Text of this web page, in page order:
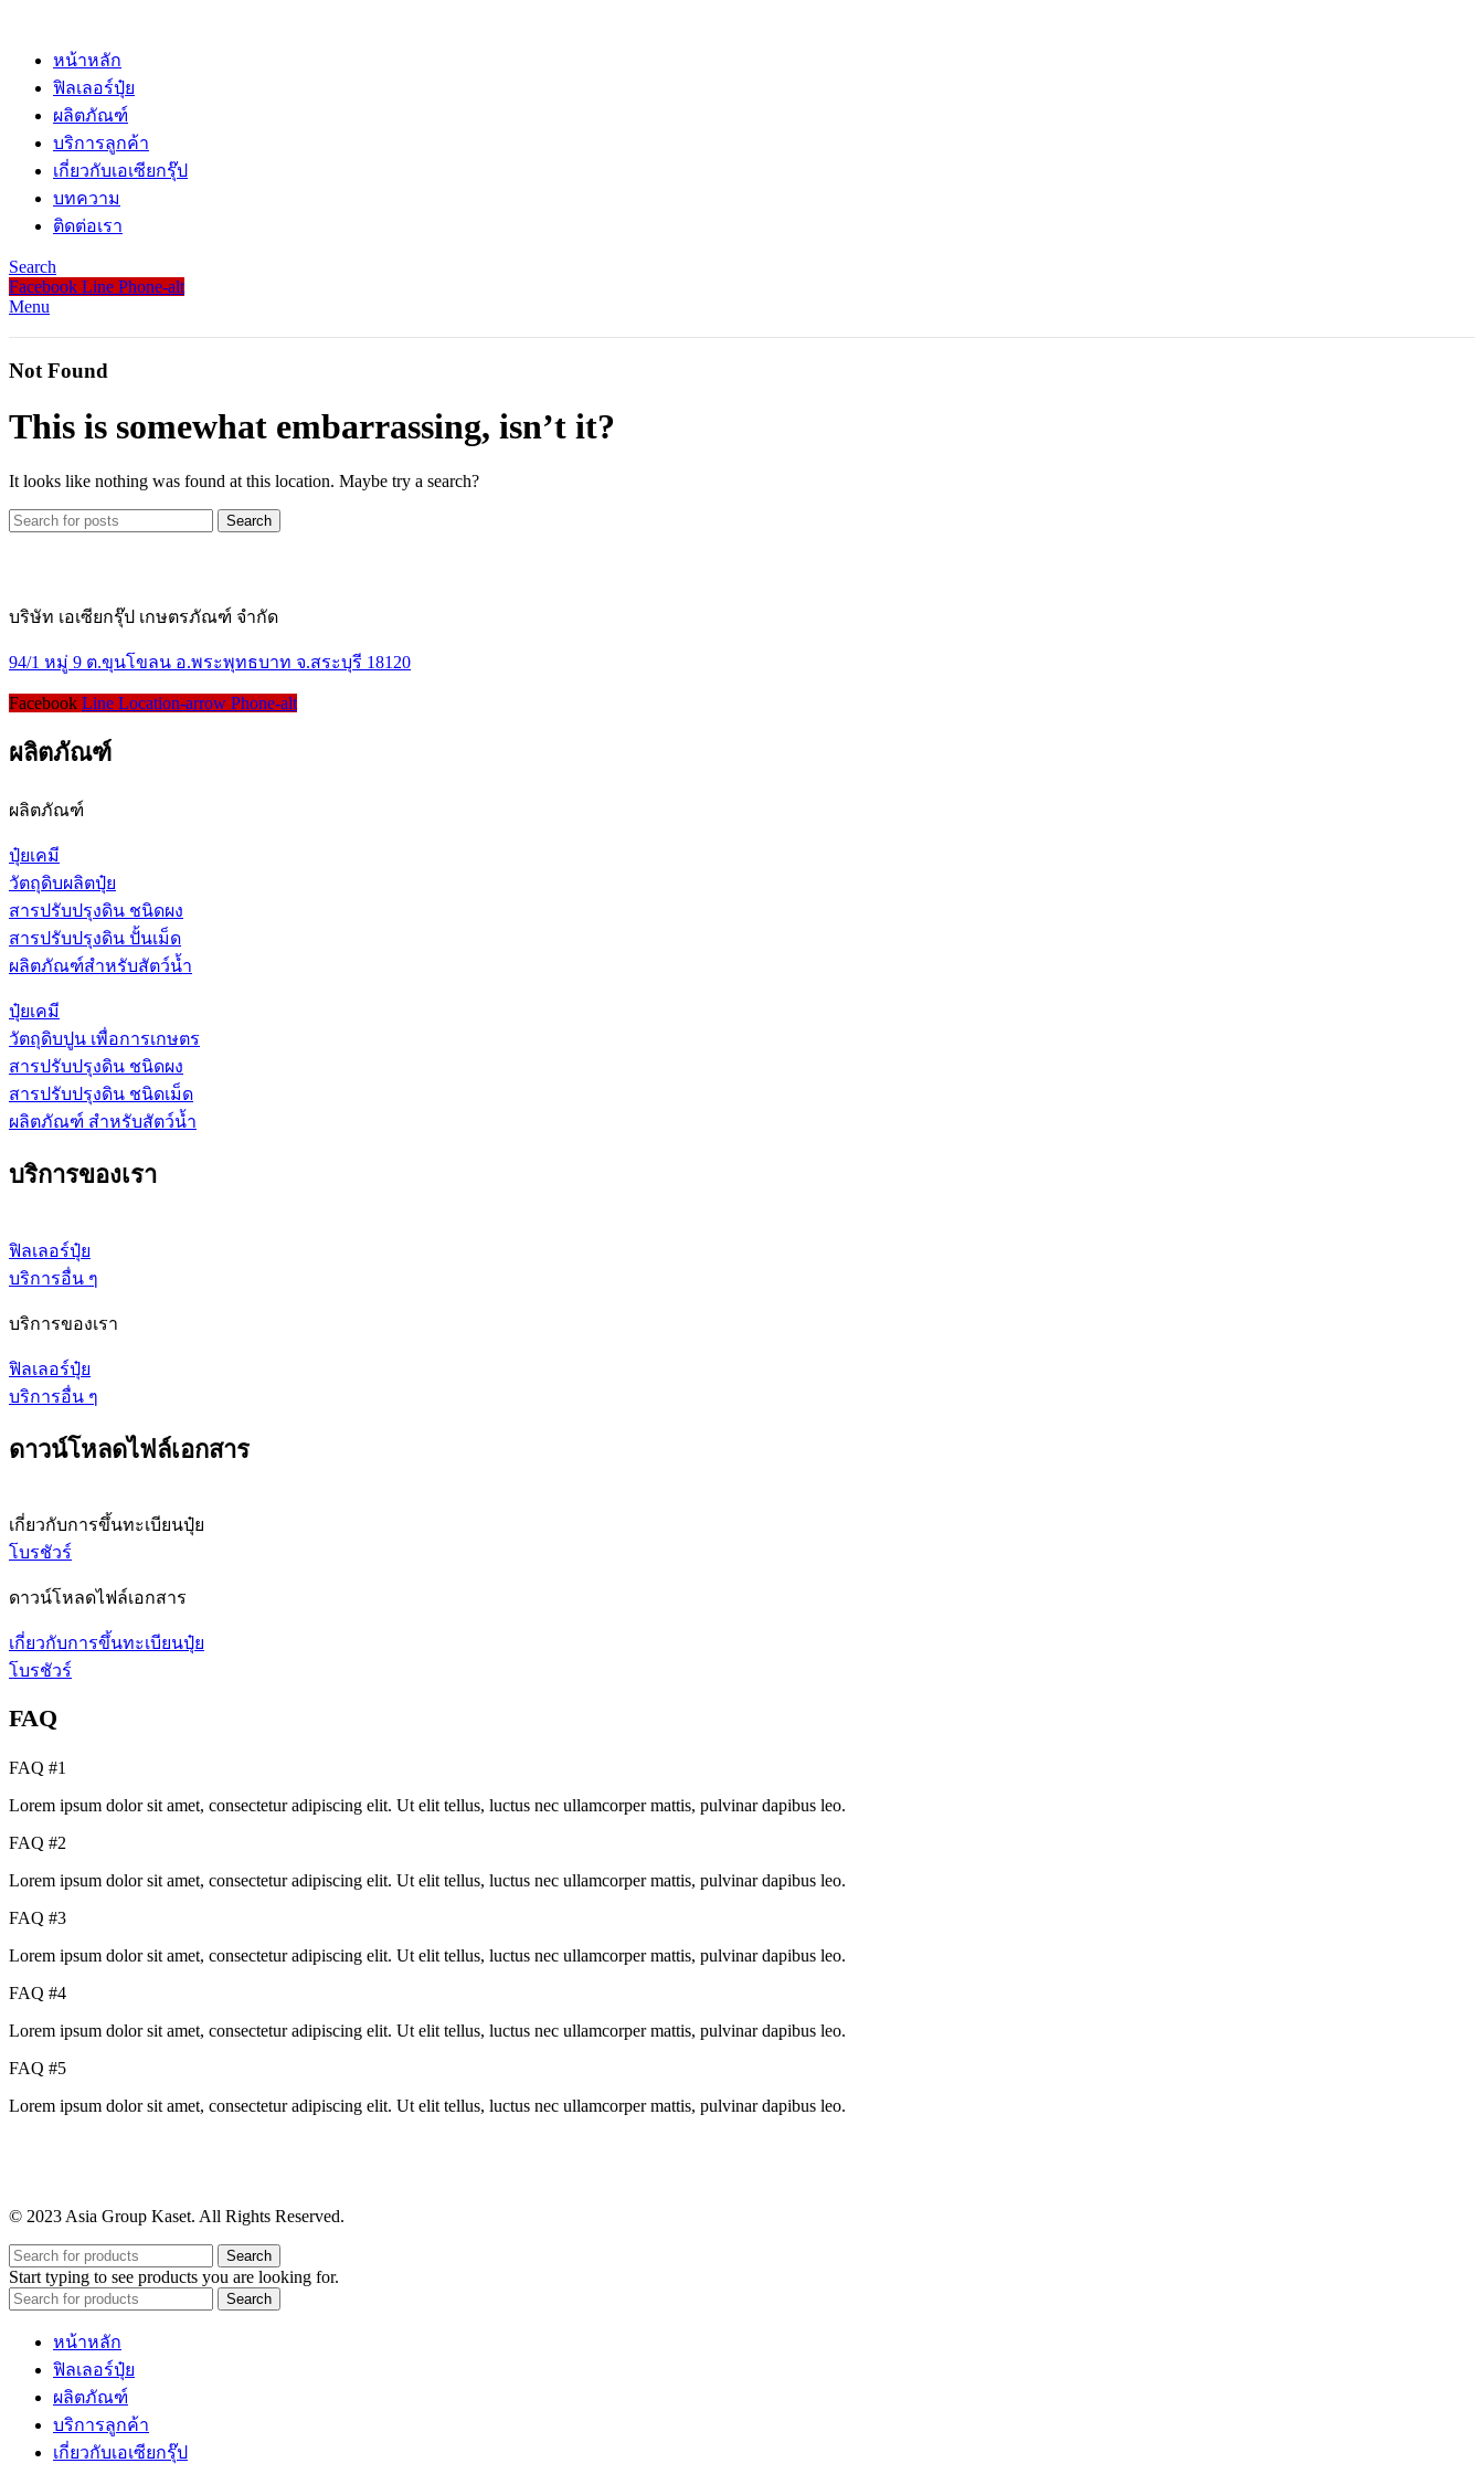
หน้าหลัก
ฟิลเลอร์ปุ๋ย
ผลิตภัณฑ์
บริการลูกค้า
เกี่ยวกับเอเซียกรุ๊ป
บทความ
ติดต่อเรา
Search
Facebook Line Phone-alt
Menu
Not Found
This is somewhat embarrassing, isn’t it?
It looks like nothing was found at this location. Maybe try a search?
Search
บริษัท เอเซียกรุ๊ป เกษตรภัณฑ์ จำกัด
94/1 หมู่ 9 ต.ขุนโขลน อ.พระพุทธบาท จ.สระบุรี 18120
Facebook Line Location-arrow Phone-alt
ผลิตภัณฑ์
ผลิตภัณฑ์
ปุ๋ยเคมี
วัตถุดิบผลิตปุ๋ย
สารปรับปรุงดิน ชนิดผง
สารปรับปรุงดิน ปั้นเม็ด
ผลิตภัณฑ์สำหรับสัตว์น้ำ
ปุ๋ยเคมี
วัตถุดิบปูน เพื่อการเกษตร
สารปรับปรุงดิน ชนิดผง
สารปรับปรุงดิน ชนิดเม็ด
ผลิตภัณฑ์ สำหรับสัตว์น้ำ
บริการของเรา
ฟิลเลอร์ปุ๋ย
บริการอื่น ๆ
บริการของเรา
ฟิลเลอร์ปุ๋ย
บริการอื่น ๆ
ดาวน์โหลดไฟล์เอกสาร
เกี่ยวกับการขึ้นทะเบียนปุ๋ย
โบรชัวร์
ดาวน์โหลดไฟล์เอกสาร
เกี่ยวกับการขึ้นทะเบียนปุ๋ย
โบรชัวร์
FAQ
FAQ #1
Lorem ipsum dolor sit amet, consectetur adipiscing elit. Ut elit tellus, luctus nec ullamcorper mattis, pulvinar dapibus leo.
FAQ #2
Lorem ipsum dolor sit amet, consectetur adipiscing elit. Ut elit tellus, luctus nec ullamcorper mattis, pulvinar dapibus leo.
FAQ #3
Lorem ipsum dolor sit amet, consectetur adipiscing elit. Ut elit tellus, luctus nec ullamcorper mattis, pulvinar dapibus leo.
FAQ #4
Lorem ipsum dolor sit amet, consectetur adipiscing elit. Ut elit tellus, luctus nec ullamcorper mattis, pulvinar dapibus leo.
FAQ #5
Lorem ipsum dolor sit amet, consectetur adipiscing elit. Ut elit tellus, luctus nec ullamcorper mattis, pulvinar dapibus leo.
© 2023 Asia Group Kaset. All Rights Reserved.
Search
Start typing to see products you are looking for.
Search
หน้าหลัก
ฟิลเลอร์ปุ๋ย
ผลิตภัณฑ์
บริการลูกค้า
เกี่ยวกับเอเซียกรุ๊ป